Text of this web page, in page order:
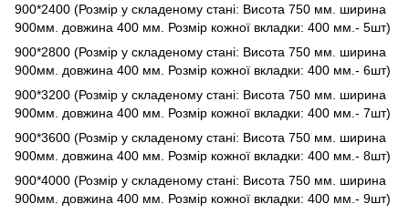
900*2400 (Розмір у складеному стані: Висота 750 мм. ширина
900мм. довжина 400 мм. Розмір кожної вкладки: 400 мм.- 5шт)
900*2800 (Розмір у складеному стані: Висота 750 мм. ширина
900мм. довжина 400 мм. Розмір кожної вкладки: 400 мм.- 6шт)
900*3200 (Розмір у складеному стані: Висота 750 мм. ширина
900мм. довжина 400 мм. Розмір кожної вкладки: 400 мм.- 7шт)
900*3600 (Розмір у складеному стані: Висота 750 мм. ширина
900мм. довжина 400 мм. Розмір кожної вкладки: 400 мм.- 8шт)
900*4000 (Розмір у складеному стані: Висота 750 мм. ширина
900мм. довжина 400 мм. Розмір кожної вкладки: 400 мм.- 9шт)